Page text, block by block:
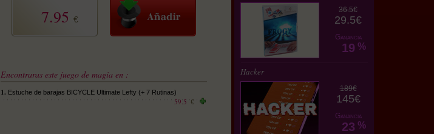
7.95 €
Encontraras este juego de magia en :
1. Estuche de barajas BICYCLE Ultimate Lefty (+ 7 Rutinas)
59.5 €
36.5€
29.5€
Ganancia
19 %
Hacker
189€
145€
Ganancia
23 %